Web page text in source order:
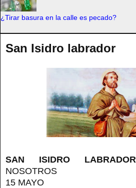
¿Tirar basura en la calle es pecado?
San Isidro labrador
SAN ISIDRO LABRADOR
NOSOTROS
15 MAYO